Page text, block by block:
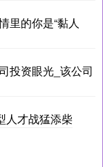
里的你是“黏人
投资眼光_该公司
人才战猛添柴